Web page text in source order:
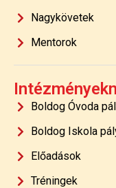
Nagykövetek
Mentorok
Boldog Óvoda
Boldog Iskola
Előadások
Tréningek